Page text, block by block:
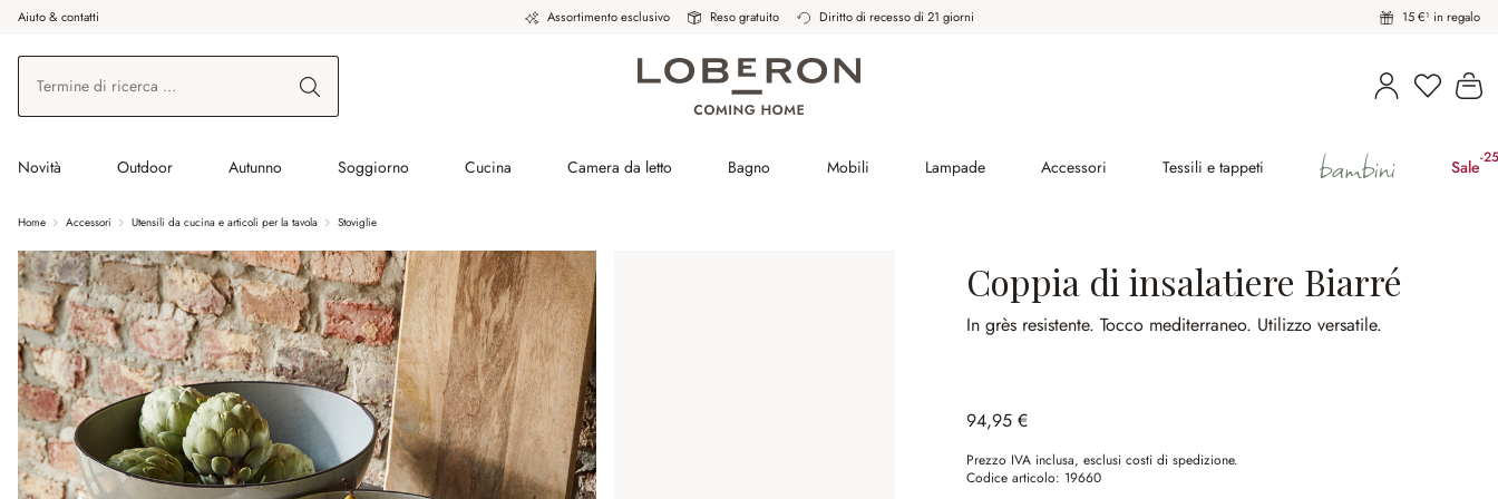
al contenuto principale
Vai alla ricerca
Vai alla navigazione principale
Aiuto & contatti Assortimento esclusivo Reso gratuito Diritto di recesso di 21 giorni 15 €¹ in regalo
Il
Novità Outdoor Autunno Soggiorno Cucina Camera da letto Bagno Mobili Lampade Accessori Tessili e tappeti bambini Sale-
Home Accessori Utensili da cucina e articoli per la tavola Stoviglie
Coppia di insalatiere Biarré
In grès resistente.Tocco mediterraneo. Utilizzo versatile.
94,95 €
Prezzo IVA inclusa, esclusi costi di spedizione.
Codice articolo: 19660